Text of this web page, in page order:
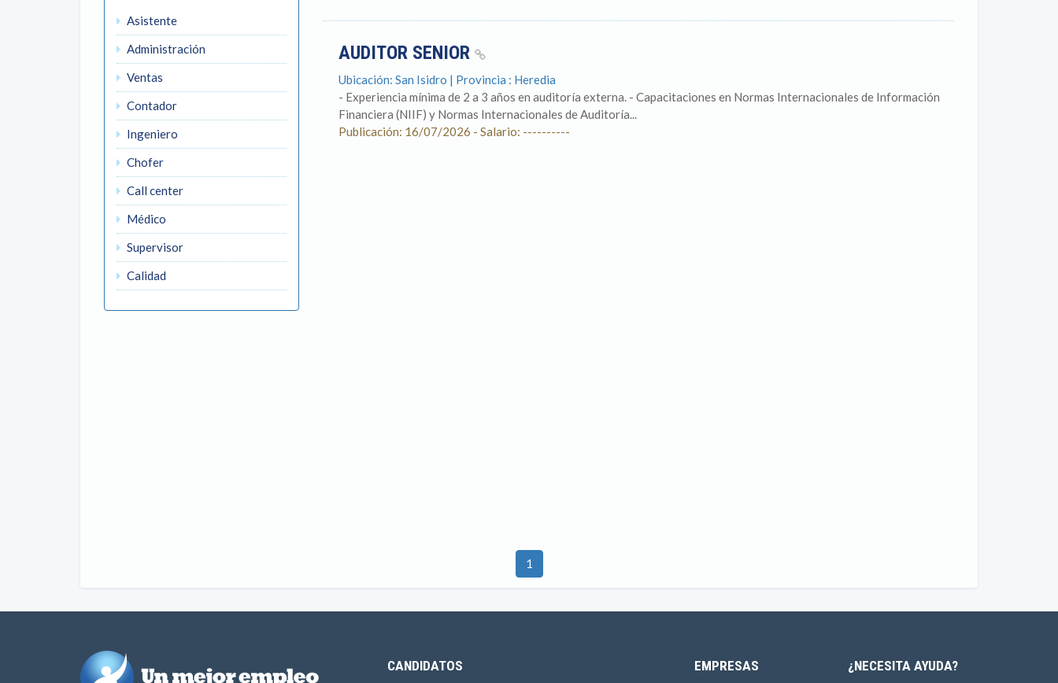
Asistente
Administración
Ventas
Contador
Ingeniero
Chofer
Call center
Médico
Supervisor
Calidad
AUDITOR SENIOR
Ubicación: San Isidro | Provincia : Heredia
- Experiencia mínima de 2 a 3 años en auditoría externa. - Capacitaciones en Normas Internacionales de Información
Financiera (NIIF) y Normas Internacionales de Auditoría...
Publicación: 16/07/2026 - Salario: ----------
1
CANDIDATOS EMPRESAS ¿NECESITA AYUDA?